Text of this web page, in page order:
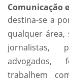
Comunicação
destina-se a
qualquer área,
jornalistas,
advogados,
trabalhem